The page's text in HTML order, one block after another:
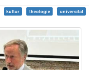
kultur theologie universität